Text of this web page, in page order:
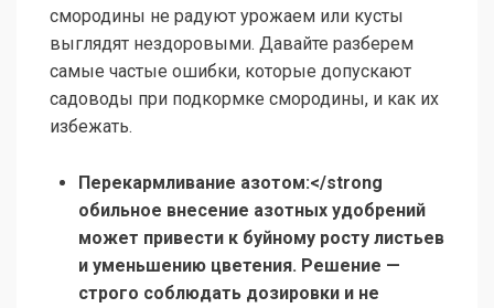
смородины не радуют урожаем или кусты
выглядят нездоровыми. Давайте разберем
самые частые ошибки, которые допускают
садоводы при подкормке смородины, и как их
избежать.
Перекармливание азотом:</strong
обильное внесение азотных удобрений
может привести к буйному росту листьев
и уменьшению цветения. Решение —
строго соблюдать дозировки и не